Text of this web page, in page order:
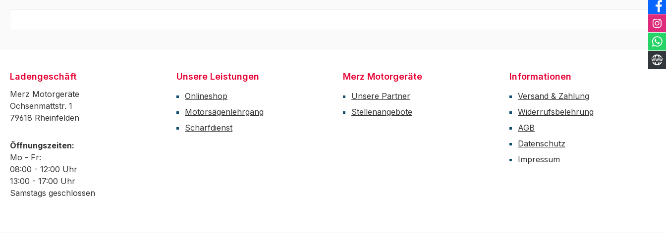
Ladengeschäft
Merz Motorgeräte
Ochsenmattstr. 1
79618 Rheinfelden
Öffnungszeiten:
Mo - Fr:
08:00 - 12:00 Uhr
13:00 - 17:00 Uhr
Samstags geschlossen
Unsere Leistungen
Onlineshop
Motorsägenlehrgang
Schärfdienst
Merz Motorgeräte
Unsere Partner
Stellenangebote
Informationen
Versand & Zahlung
Widerrufsbelehrung
AGB
Datenschutz
Impressum